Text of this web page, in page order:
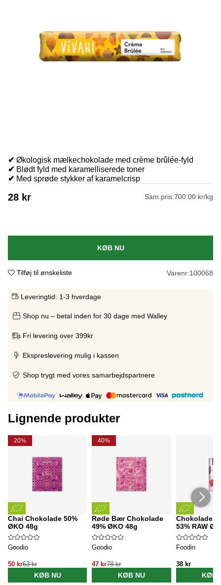
✔ Økologisk mælkechokolade med crème brûlée-fyld
✔ Blødt fyld med karamelliserede toner
✔ Med sprøde stykker af karamelcrisp
28 kr Sam.pris:700.00 kr/kg
KØB NU
Tilføj til ønskeliste Varenr:100068
Leveringtid: 1-3 hverdage
Shop nu – betal inden for 30 dage med Walley
Fri levering over 399kr
Ekspreslevering mulig i kassen
Shop trygt med vores samarbejdspartnere
Lignende produkter
20%
Chai Chokolade 50%
ØKO 48g
Goodio
50 kr63 kr
KØB NU
40%
Røde Bær Chokolade
49% ØKO 48g
Goodio
47 kr78 kr
KØB NU
Chokolade
53% RAW
Foodin
38 kr
KØB